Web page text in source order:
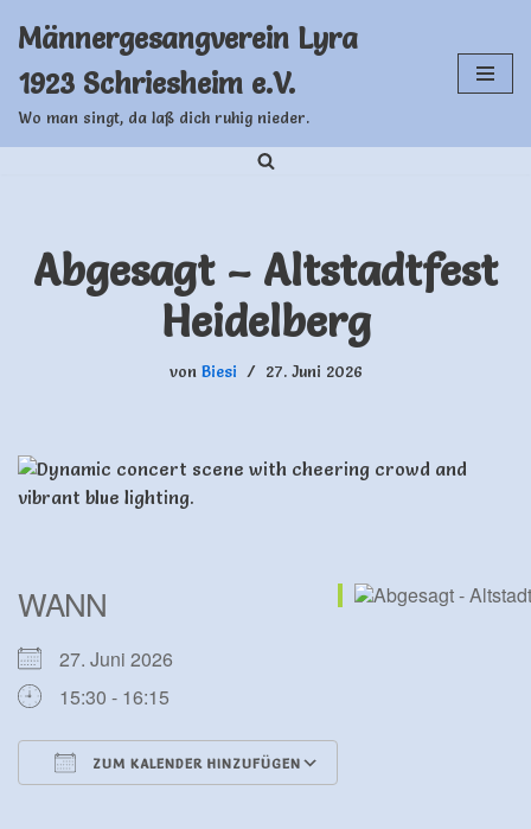
Inhalt
springen
Männergesangverein Lyra
1923 Schriesheim e.V.
Wo man singt, da laß dich ruhig nieder.
Abgesagt – Altstadtfest
Heidelberg
von Biesi 27. Juni 2026
WANN
27. Juni 2026
15:30 - 16:15
ZUM KALENDER HINZUFÜGEN